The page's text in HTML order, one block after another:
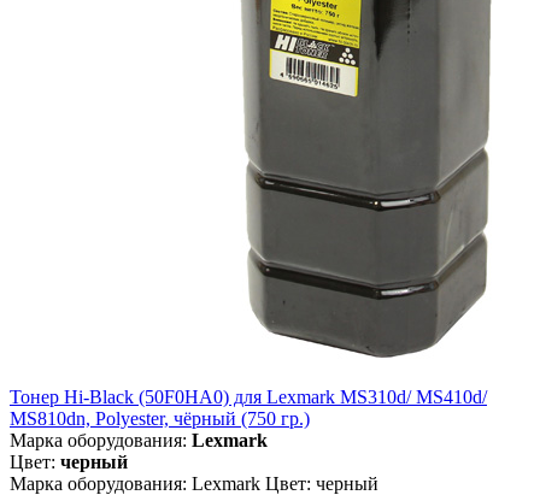
Тонер Hi-Black (50F0HA0) для Lexmark MS310d/ MS410d/
MS810dn, Polyester, чёрный (750 гр.)
Марка оборудования: Lexmark
Цвет: черный
Марка оборудования: Lexmark Цвет: черный